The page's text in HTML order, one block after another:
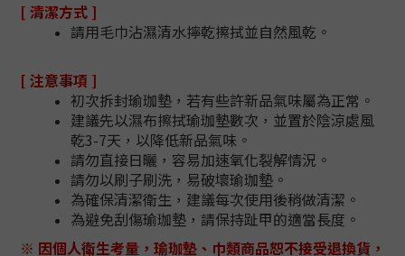
[ 清潔方式 ]
請用毛巾沾濕清水擰乾擦拭並自然風乾。
[ 注意事項 ]
初次拆封瑜珈墊，若有些許新品氣味屬為正常。
建議先以濕布擦拭瑜珈墊數次，並置於陰涼處風
乾3-7天，以降低新品氣味。
請勿直接日曬，容易加速氧化裂解情況。
請勿以刷子刷洗，易破壞瑜珈墊。
為確保清潔衛生，建議每次使用後稍做清潔。
為避免刮傷瑜珈墊，請保持趾甲的適當長度。
※ 因個人衛生考量，瑜珈墊、巾類商品恕不接受退換貨，